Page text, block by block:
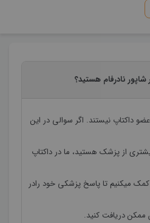
شاپور نادرفام هستید؟
عضو داکتاپ نیستند. اگر سوالی در این
از پزشک هستید، ما در داکتاپ
میکنیم تا پاسخ پزشکی خود رادر
ممکن دریافت کنید.